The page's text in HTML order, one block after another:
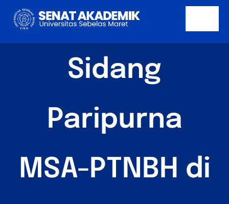
Publikasi
Sidang
Paripurna
MSA-PTNBH di